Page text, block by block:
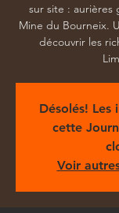
sur site : aurières
Mine du Bourneix.
découvrir les
Désolés! Les
cette
Voir